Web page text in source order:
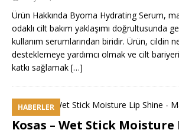
Ürün Hakkında Byoma Hydrating Serum,
odaklı cilt bakım yaklaşımı doğrultusunda
kullanım serumlarından biridir. Ürün, cildin
desteklemeye yardımcı olmak ve cilt
katkı sağlamak […]
HABERLER
Kosas – Wet Stick Moisture